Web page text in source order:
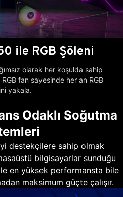
ile RGB Şöleni
olarak her koşulda sahip
fan sayesinde her an RGB
yakala.
Odaklı Soğutma
destekçilere sahip olmak
bilgisayarlar sunduğu
en yüksek performansta bile
maksimum güçte çalışır.